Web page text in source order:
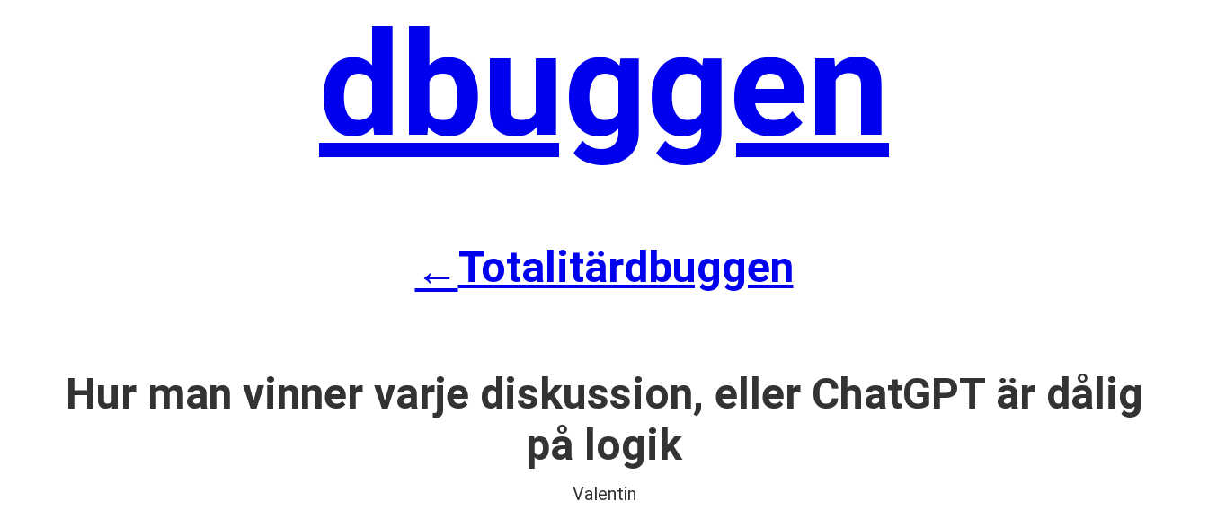
dbuggen
←Totalitärdbuggen
Hur man vinner varje diskussion, eller ChatGPT är dålig
på logik
Valentin